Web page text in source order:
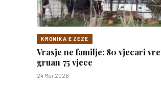
KRONIKA E ZEZE
Vrasje ne familje: 80 vjecari
gruan 75 vjece
24 Mar 2026